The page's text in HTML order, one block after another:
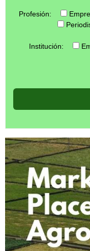
Profesión:
Institución: